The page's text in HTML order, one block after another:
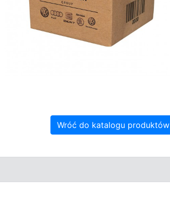
Wróć do katalogu produktów